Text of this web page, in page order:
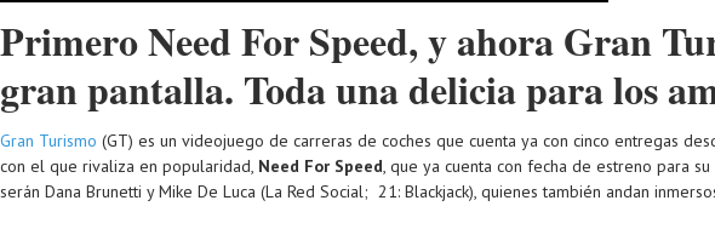
Primero Need For Speed, y ahora Gran
gran pantalla. Toda una delicia para los
Gran Turismo (GT) es un videojuego de carreras de coches que cuenta ya con cinco entregas
con el que rivaliza en popularidad, Need For Speed, que ya cuenta con fecha de estreno para
serán Dana Brunetti y Mike De Luca (La Red Social; 21: Blackjack), quienes también andan